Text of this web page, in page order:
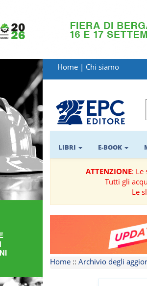
LIBRI
MATERIALI
PER
IL
FORMATORE
E-
BOOK
RIVISTE
MANUALISTICA
SOFTWARE
TEMATICHE
Home | Chi siamo
LIBRI E-BOOK
ATTENZIONE: Le
Tutti gli
Le
Home :: Archivio degli